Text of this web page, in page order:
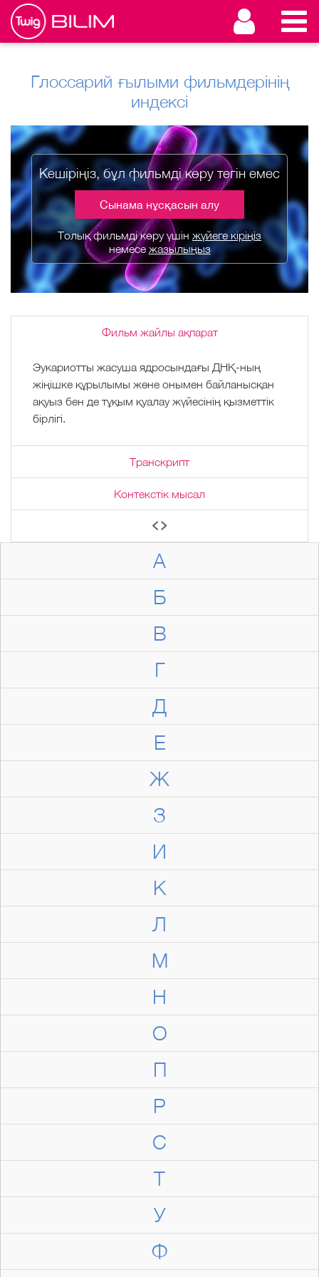
Глоссарий ғылыми фильмдерінің
индексі
А
Б
В
Г
Д
Е
Ж
З
И
К
Л
М
Н
О
П
Р
С
Т
У
Ф
Кешіріңіз, бұл фильмді көру тегін емес
Сынама нұсқасын алу
Толық фильмді көру үшін жүйеге кіріңіз
немесежазылыңыз
Фильм жайлы ақпарат
Эукариотты жасуша ядросындағы ДНҚ-ның
жіңішке құрылымы және онымен байланысқан
ақуыз бен де тұқым қуалау жүйесінің қызметтік
бірлігі.
Транскрипт
Контекстік мысал